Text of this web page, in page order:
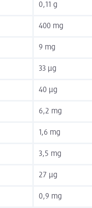
0,11 g
400 mg
9 mg
33 µg
40 µg
6,2 mg
1,6 mg
3,5 mg
27 µg
0,9 mg